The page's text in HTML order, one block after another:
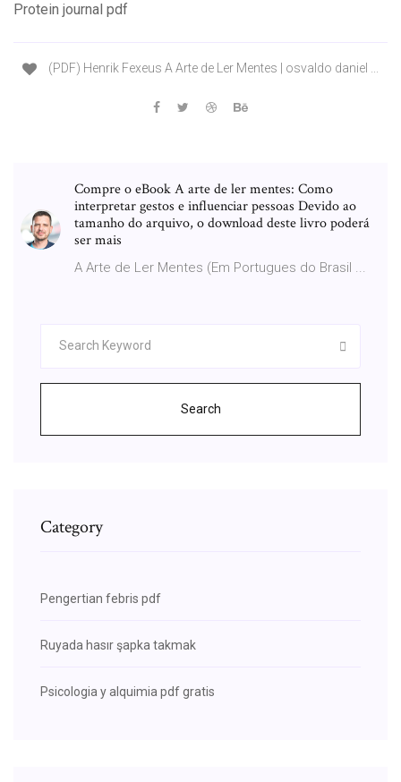
Protein journal pdf
(PDF) Henrik Fexeus A Arte de Ler Mentes | osvaldo daniel ...
Compre o eBook A arte de ler mentes: Como
interpretar gestos e influenciar pessoas Devido ao
tamanho do arquivo, o download deste livro poderá
ser mais
A Arte de Ler Mentes (Em Portugues do Brasil ...
Search
Category
Pengertian febris pdf
Ruyada hasır şapka takmak
Psicologia y alquimia pdf gratis